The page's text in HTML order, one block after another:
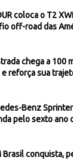
coloca o T2
off-road das
chega a 100
e reforça sua
Benz
pelo sexto ano
Brasil conquista,